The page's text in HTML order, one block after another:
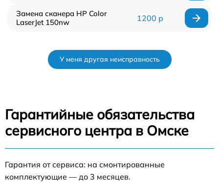
Замена сканера HP Color
LaserJet 150nw
1200 р
У меня другая неисправность
Гарантийные обязательства
сервисного центра в Омске
Гарантия от сервиса: на смонтированные
комплектующие — до 3 месяцев.